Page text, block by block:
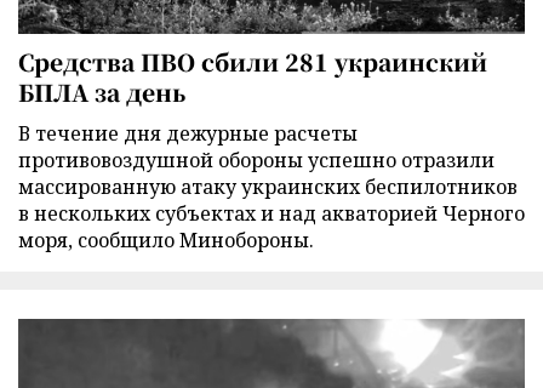
Средства ПВО сбили 281 украинский
БПЛА за день
В течение дня дежурные расчеты
противовоздушной обороны успешно отразили
массированную атаку украинских беспилотников
в нескольких субъектах и над акваторией Черного
моря, сообщило Минобороны.